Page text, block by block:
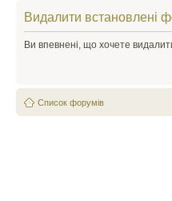
Видалити встановлені
Ви впевнені, що хочете
Список форумів